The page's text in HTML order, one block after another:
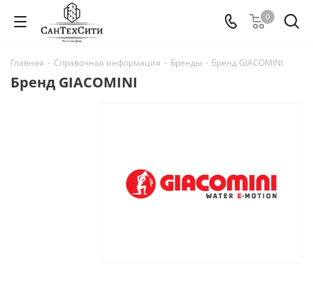
0
Главная - Справочная информация - Бренды - Бренд GIACOMINI
Бренд GIACOMINI